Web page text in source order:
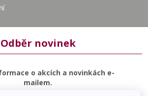
Odběr novinek
o akcích a novinkách e-
mailem.